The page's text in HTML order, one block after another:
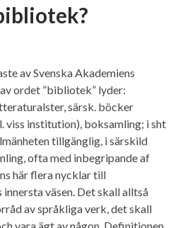
av Svenska Akademiens
ordet ”bibliotek” lyder:
särsk. böcker
viss institution), boksamling; i sht
tillgänglig, i särskild
ofta med inbegripande af
här flera nycklar till
väsen. Det skall alltså
av språkliga verk, det skall
vara ägt av någon. Definitionen